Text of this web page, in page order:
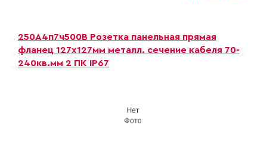
250А4п7ч500B Розетка панельная прямая
фланец 127х127мм металл. сечение кабеля 70-
240кв.мм 2 ПК IP67